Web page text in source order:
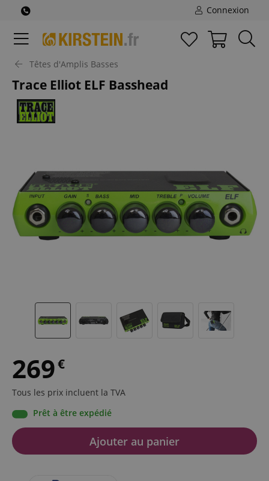
Connexion
Têtes d'Amplis Basses
Trace Elliot ELF Basshead
269€
Tous les prix incluent la TVA
Prêt à être expédié
Ajouter au panier